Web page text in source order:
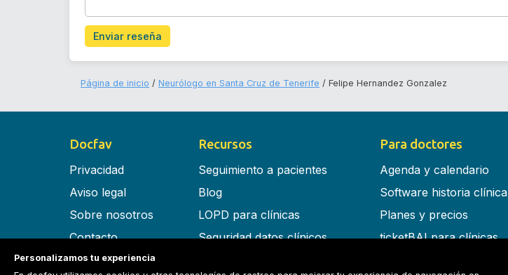
Enviar reseña
Página de inicio Neurólogo en Santa Cruz de Tenerife Felipe Hernandez Gonzalez
Docfav
Privacidad
Aviso legal
Sobre nosotros
Contacto
Términos y condiciones
Recursos
Seguimiento a pacientes
Blog
LOPD para clínicas
Seguridad datos clínicos
Para doctores
Agenda y calendario
Software historia clínica
Planes y precios
ticketBAI para clínicas
Personalizamos tu experiencia